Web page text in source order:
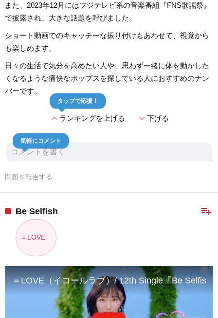
また、2023年12月にはフジテレビ系の音楽番組『FNS歌謡祭』
で披露され、大きな話題を呼びました。
ショート動画でのキャッチーな振り付けもあわせて、視覚から
も楽しめます。
日々の生活で気分を高めたい人や、思わず一緒に体を動かした
くなるような痛快なポップスを探している人におすすめのナン
バーです。
expand_lessランキングを上げる
タップで応援！
expand_more下げる
気軽にコメント
問題を報告する
playlist_add
Be Selfish
＝LOVE
＝LOVE（イコールラブ）/ 12th Single『Be Selfish